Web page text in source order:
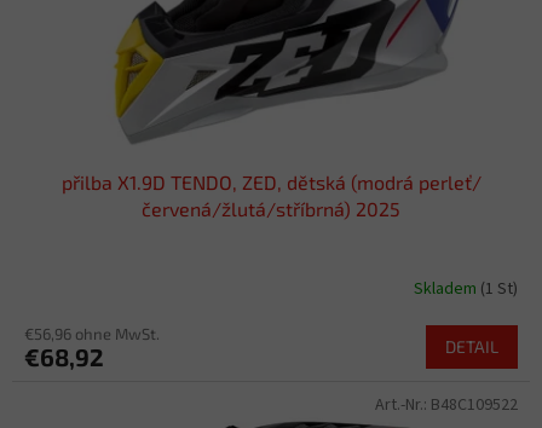
přilba X1.9D TENDO, ZED, dětská (modrá perleť/
červená/žlutá/stříbrná) 2025
Skladem (1 St)
€56,96 ohne MwSt.
€68,92 DETAIL
Art.-Nr.: B48C109522